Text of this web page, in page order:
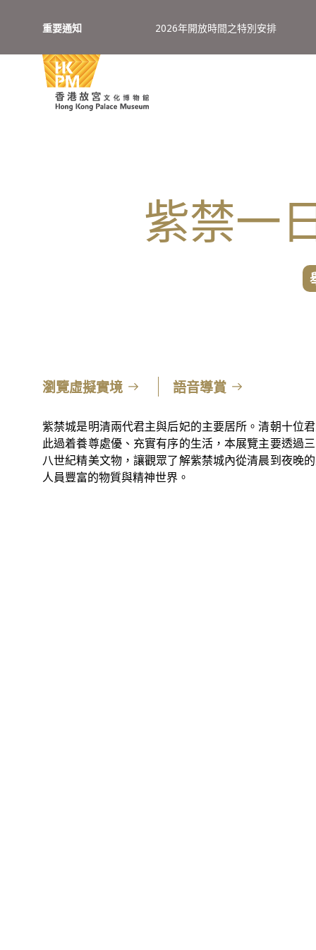
重要通知 2026年開放時間之特別安排
紫禁一
瀏覽虛擬實境 語音導賞
紫禁城是明清兩代君主與后妃的主要居所。清朝十位
此過着養尊處優、充實有序的生活，本展覽主要透過
八世紀精美文物，讓觀眾了解紫禁城內從清晨到夜晚
人員豐富的物質與精神世界。